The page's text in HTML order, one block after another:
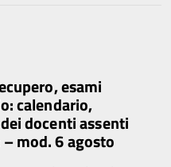
esami
calendario,
docenti assenti
mod. 6 agosto